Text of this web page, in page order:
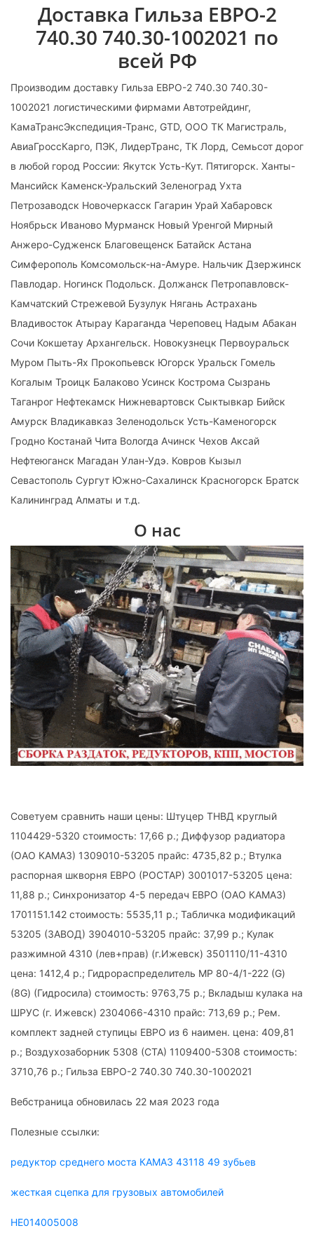
Доставка Гильза ЕВРО-2
740.30 740.30-1002021 по
всей РФ
Производим доставку Гильза ЕВРО-2 740.30 740.30-
1002021 логистическими фирмами Автотрейдинг,
КамаТрансЭкспедиция-Транс, GTD, ООО ТК Магистраль,
АвиаГроссКарго, ПЭК, ЛидерТранс, ТК Лорд, Семьсот дорог
в любой город России: Якутск Усть-Кут. Пятигорск. Ханты-
Мансийск Каменск-Уральский Зеленоград Ухта
Петрозаводск Новочеркасск Гагарин Урай Хабаровск
Ноябрьск Иваново Мурманск Новый Уренгой Мирный
Анжеро-Судженск Благовещенск Батайск Астана
Симферополь Комсомольск-на-Амуре. Нальчик Дзержинск
Павлодар. Ногинск Подольск. Должанск Петропавловск-
Камчатский Стрежевой Бузулук Нягань Астрахань
Владивосток Атырау Караганда Череповец Надым Абакан
Сочи Кокшетау Архангельск. Новокузнецк Первоуральск
Муром Пыть-Ях Прокопьевск Югорск Уральск Гомель
Когалым Троицк Балаково Усинск Кострома Сызрань
Таганрог Нефтекамск Нижневартовск Сыктывкар Бийск
Амурск Владикавказ Зеленодольск Усть-Каменогорск
Гродно Костанай Чита Вологда Ачинск Чехов Аксай
Нефтеюганск Магадан Улан-Удэ. Ковров Кызыл
Севастополь Сургут Южно-Сахалинск Красногорск Братск
Калининград Алматы и т.д.
О нас
Советуем сравнить наши цены: Штуцер ТНВД круглый
1104429-5320 стоимость: 17,66 р.; Диффузор радиатора
(ОАО КАМАЗ) 1309010-53205 прайс: 4735,82 р.; Втулка
распорная шкворня ЕВРО (РОСТАР) 3001017-53205 цена:
11,88 р.; Синхронизатор 4-5 передач ЕВРО (ОАО КАМАЗ)
1701151.142 стоимость: 5535,11 р.; Табличка модификаций
53205 (ЗАВОД) 3904010-53205 прайс: 37,99 р.; Кулак
разжимной 4310 (лев+прав) (г.Ижевск) 3501110/11-4310
цена: 1412,4 р.; Гидрораспределитель МР 80-4/1-222 (G)
(8G) (Гидросила) стоимость: 9763,75 р.; Вкладыш кулака на
ШРУС (г. Ижевск) 2304066-4310 прайс: 713,69 р.; Рем.
комплект задней ступицы ЕВРО из 6 наимен. цена: 409,81
р.; Воздухозаборник 5308 (СТА) 1109400-5308 стоимость:
3710,76 р.; Гильза ЕВРО-2 740.30 740.30-1002021
Вебстраница обновилась 22 мая 2023 года
Полезные ссылки:
редуктор среднего моста КАМАЗ 43118 49 зубьев
жесткая сцепка для грузовых автомобилей
HE014005008